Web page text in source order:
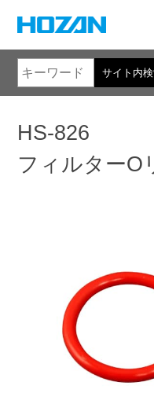
サイト内
HS-826
フィルターO